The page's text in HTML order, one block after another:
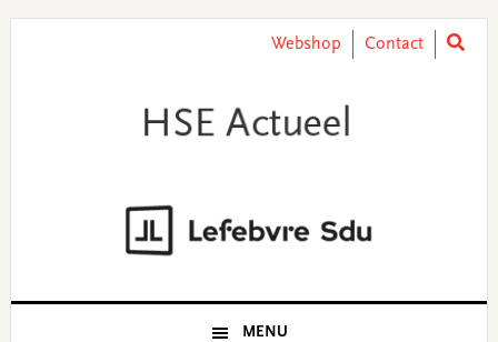
Webshop Contact
MENU